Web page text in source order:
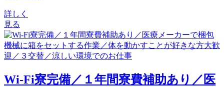
詳しく
見る
Wi-Fi寮完備／１年間寮費補助あり／医